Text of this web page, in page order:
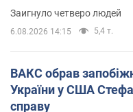
Заигнуло четверо людей
6.08.2026 14:15 5,4 т.
ВАКС обрав запобіжний захід експосолці
України у США Стефанішиній: що відомо про
справу